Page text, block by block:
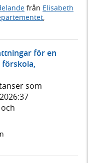
från Elisabeth
,
för en
förskola,
som